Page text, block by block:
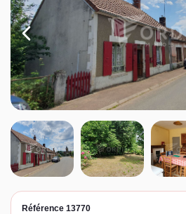
Vendre
Immobilier pro
Faire gérer
Syndic
Espace client
Référence 13770